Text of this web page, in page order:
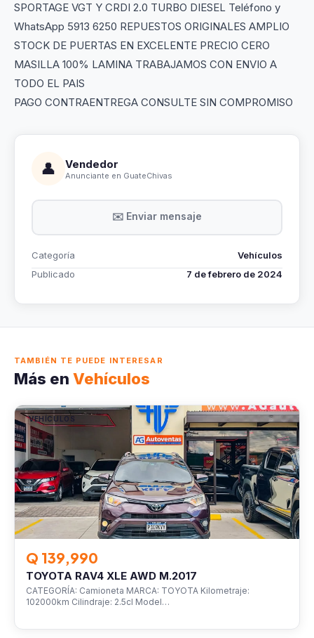
SPORTAGE VGT Y CRDI 2.0 TURBO DIESEL Teléfono y
WhatsApp 5913 6250 REPUESTOS ORIGINALES AMPLIO
STOCK DE PUERTAS EN EXCELENTE PRECIO CERO
MASILLA 100% LAMINA TRABAJAMOS CON ENVIO A
TODO EL PAIS
PAGO CONTRAENTREGA CONSULTE SIN COMPROMISO
👤 Vendedor
Anunciante en GuateChivas
✉️ Enviar mensaje
Categoría
Vehículos
Publicado
7 de febrero de 2024
TAMBIÉN TE PUEDE INTERESAR
Más en Vehículos
VEHÍCULOS
Q 139,990
TOYOTA RAV4 XLE AWD M.2017
CATEGORÍA: Camioneta MARCA: TOYOTA Kilometraje:
102000km Cilindraje: 2.5cl Model…